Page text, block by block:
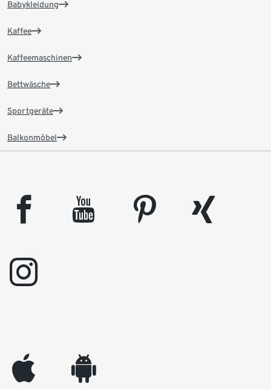
Babykleidung
Kaffee
Kaffeemaschinen
Bettwäsche
Sportgeräte
Balkonmöbel
facebook youtube pinterest
xing
instagram
appleinc android